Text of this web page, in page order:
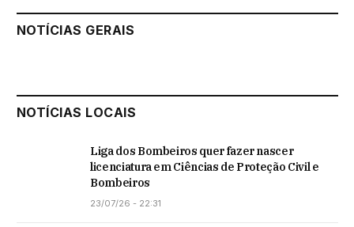
NOTÍCIAS GERAIS
NOTÍCIAS LOCAIS
Liga dos Bombeiros quer fazer nascer
licenciatura em Ciências de Proteção Civil e
Bombeiros
23/07/26 - 22:31